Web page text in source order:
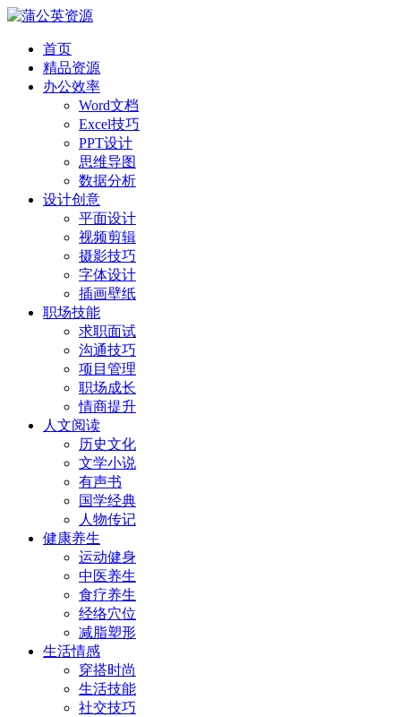
首页
精品资源
办公效率
Word文档
Excel技巧
PPT设计
思维导图
数据分析
设计创意
平面设计
视频剪辑
摄影技巧
字体设计
插画壁纸
职场技能
求职面试
沟通技巧
项目管理
职场成长
情商提升
人文阅读
历史文化
文学小说
有声书
国学经典
人物传记
健康养生
运动健身
中医养生
食疗养生
经络穴位
减脂塑形
生活情感
穿搭时尚
生活技能
社交技巧